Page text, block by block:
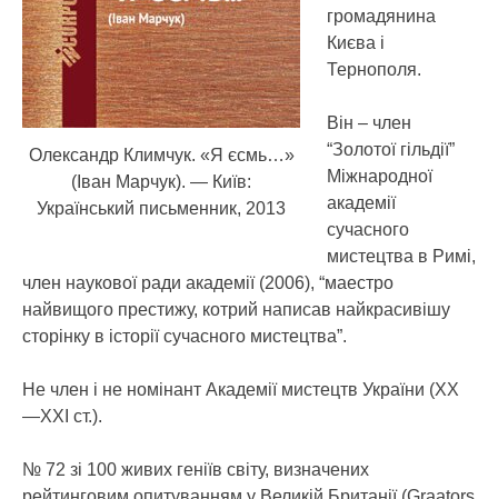
Олександр Климчук. «Я єсмь…»
(Іван Марчук). — Київ:
Український письменник, 2013
громадянина
Києва і
Тернополя.
Він – член
“Золотої гільдії”
Міжнародної
академії
сучасного
мистецтва в Римі,
член наукової ради академії (2006), “маестро
найвищого престижу, котрий написав найкрасивішу
сторінку в історії сучасного мистецтва”.
Не член і не номінант Академії мистецтв України (ХХ
—ХХІ ст.).
№ 72 зі 100 живих геніїв світу, визначених